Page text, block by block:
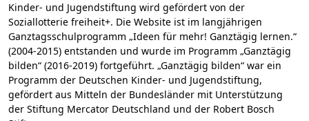
Kinder- und Jugendstiftung wird gefördert von der
Soziallotterie freiheit+. Die Website ist im langjährigen
Ganztagsschulprogramm „Ideen für mehr! Ganztägig lernen.“
(2004-2015) entstanden und wurde im Programm „Ganztägig
bilden“ (2016-2019) fortgeführt. „Ganztägig bilden“ war ein
Programm der Deutschen Kinder- und Jugendstiftung,
gefördert aus Mitteln der Bundesländer mit Unterstützung
der Stiftung Mercator Deutschland und der Robert Bosch